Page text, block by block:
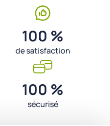
100 %
de satisfaction
100 %
sécurisé